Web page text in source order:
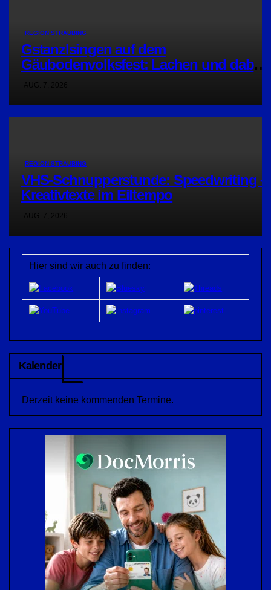
REGION STRAUBING
Gstanzlsingen auf dem
Gäubodenvolksfest: Lachen und dabei
Gutes tun
REGION STRAUBING
VHS-Schnupperstunde: Speedwriting –
Kreativtexte im Eiltempo
Hier sind wir auch zu finden:
Kalender
Derzeit keine kommenden Termine.